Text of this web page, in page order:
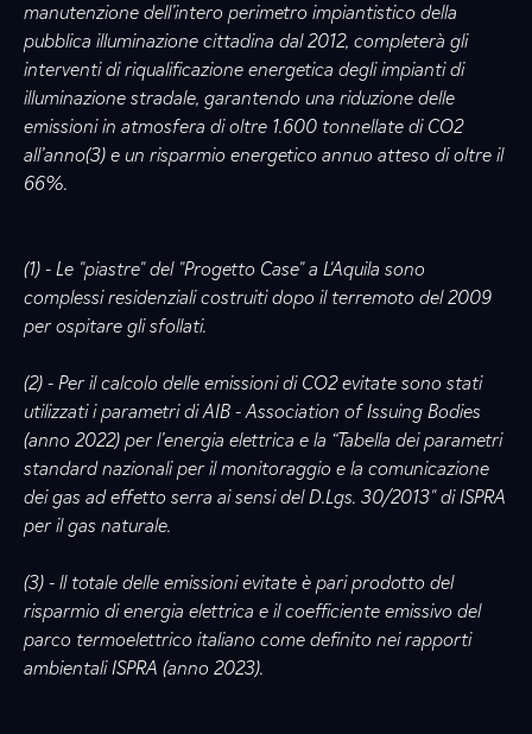
manutenzione dell’intero perimetro impiantistico della
pubblica illuminazione cittadina dal 2012, completerà gli
interventi di riqualificazione energetica degli impianti di
illuminazione stradale, garantendo una riduzione delle
emissioni in atmosfera di oltre 1.600 tonnellate di CO2
all’anno(3) e un risparmio energetico annuo atteso di oltre il
66%.
(1) - Le "piastre" del "Progetto Case" a L'Aquila sono
complessi residenziali costruiti dopo il terremoto del 2009
per ospitare gli sfollati.
(2) - Per il calcolo delle emissioni di CO2 evitate sono stati
utilizzati i parametri di AIB - Association of Issuing Bodies
(anno 2022) per l’energia elettrica e la “Tabella dei parametri
standard nazionali per il monitoraggio e la comunicazione
dei gas ad effetto serra ai sensi del D.Lgs. 30/2013" di ISPRA
per il gas naturale.
(3) - ll totale delle emissioni evitate è pari prodotto del
risparmio di energia elettrica e il coefficiente emissivo del
parco termoelettrico italiano come definito nei rapporti
ambientali ISPRA (anno 2023).